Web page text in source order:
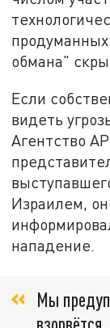
обмана"
Если
видеть
Агентство
Израилем,
нападение.
Мы